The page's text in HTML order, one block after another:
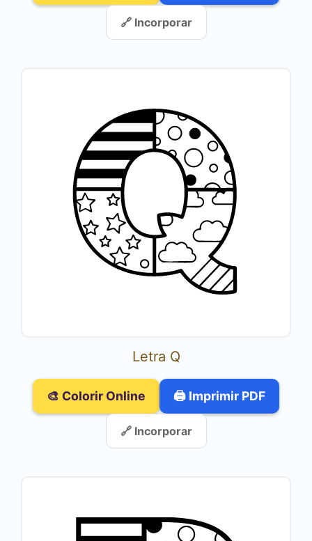
🔗 Incorporar
Letra Q
🎨 Colorir Online 🖨️ Imprimir PDF
🔗 Incorporar